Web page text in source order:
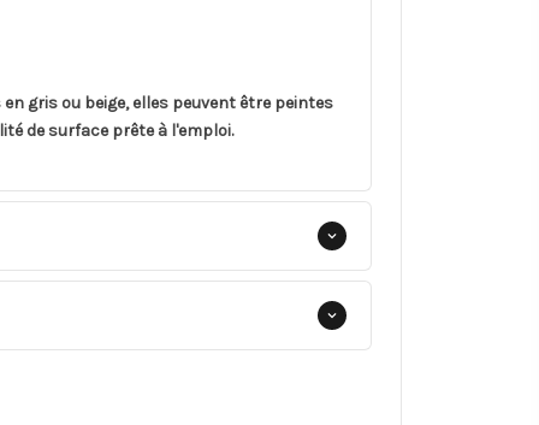
gris ou beige, elles peuvent être peintes
de surface prête à l'emploi.